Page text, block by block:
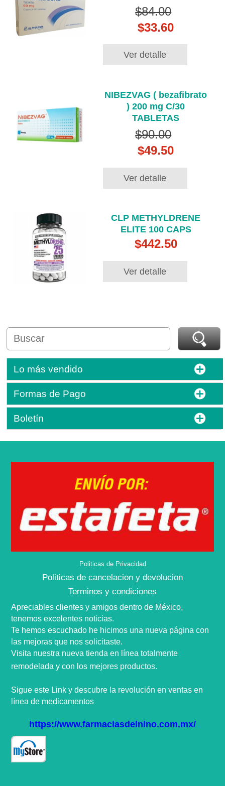
$84.00
$33.60
Ver detalle
NIBEZVAG ( bezafibrato
) 200 mg C/30
TABLETAS
$90.00
$49.50
Ver detalle
CLP METHYLDRENE
ELITE 100 CAPS
$442.50
Ver detalle
Lo más vendido
Formas de Pago
Boletín
Politicas de Privacidad
Politicas de cancelacion y devolucion
Terminos y condiciones
Apreciables clientes y amigos dentro de México,
tenemos excelentes noticias.
Te hemos escuchado he hicimos una nueva página con
las mejoras que nossolicitaste.
Visita nuestra nueva tienda en línea totalmente
remodelada y con los mejores productos.
Sigue este Link y descubre la revolución en ventas en
línea de medicamentos
https://www.farmaciasdelnino.com.mx/